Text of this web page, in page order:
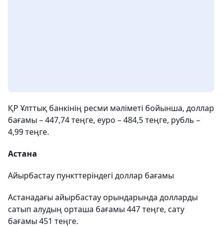
ҚР Ұлттық банкінің ресми мәліметі бойынша, доллар
бағамы – 447,74 теңге, еуро – 484,5 теңге, рубль –
4,99 теңге.
Астана
Айырбастау пункттеріндегі доллар бағамы
Астанадағы айырбастау орындарында долларды
сатып алудың орташа бағамы 447 теңге, сату
бағамы 451 теңге.